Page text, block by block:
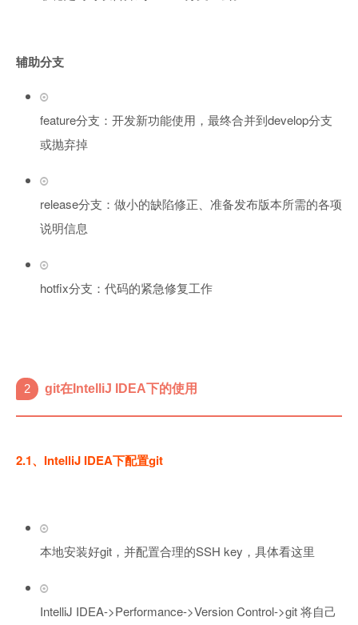
辅助分支
feature分支：开发新功能使用，最终合并到develop分支
或抛弃掉
release分支：做小的缺陷修正、准备发布版本所需的各项
说明信息
hotfix分支：代码的紧急修复工作
2 git在IntelliJ IDEA下的使用
2.1、IntelliJ IDEA下配置git
本地安装好git，并配置合理的SSH key，具体看这里
IntelliJ IDEA->Performance->Version Control->git 将自己